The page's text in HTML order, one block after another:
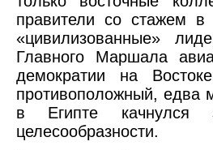
правители со стажем в
«цивилизованные»
Главного Маршала
демократии на
противоположный, едва
в Египте качнулся
целесообразности.